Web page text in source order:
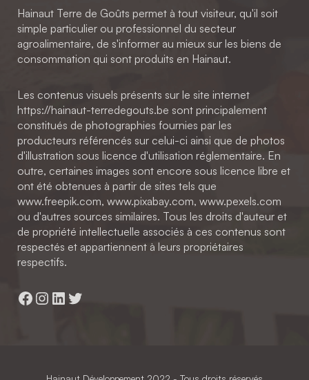
Hainaut Terre de Goûts permet à tout visiteur, qu'il soit
simple particulier ou professionnel du secteur
agroalimentaire, de s'informer au mieux sur les biens de
consommation qui sont produits en Hainaut.
Les contenus visuels présents sur le site internet
https://hainaut-terredegouts.be sont principalement
constitués de photographies fournies par les
producteurs référencés sur celui-ci ainsi que de photos
d'illustration sous licence d'utilisation réglementaire. En
outre, certaines images sont encore sous licence libre et
ont été obtenues à partir de sites tels que
www.freepik.com, www.pixabay.com, www.pexels.com
ou d'autres sources similaires. Tous les droits d'auteur et
de propriété intellectuelle associés à ces contenus sont
respectés et appartiennent à leurs propriétaires
respectifs.
Facebook
Instagram
LinkedIn
Twitter